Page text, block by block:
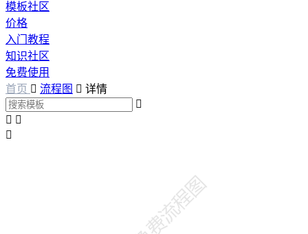
模板社区
价格
入门教程
知识社区
免费使用
首页  流程图  详情

 
